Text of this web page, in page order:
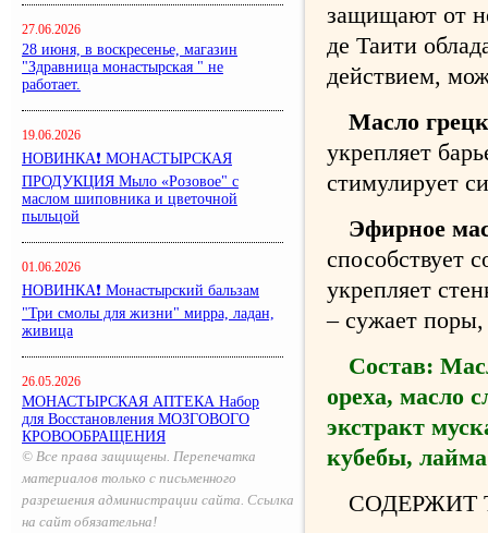
27.06.2026
28 июня, в воскресенье, магазин
"Здравница монастырская " не
работает.
19.06.2026
НОВИНКА❗ МОНАСТЫРСКАЯ
ПРОДУКЦИЯ Мыло «Розовое" с
маслом шиповника и цветочной
пыльцой
01.06.2026
НОВИНКА❗ Монастырский бальзам
"Три смолы для жизни" мирра, ладан,
живица
26.05.2026
МОНАСТЫРСКАЯ АПТЕКА Набор
для Восстановления МОЗГОВОГО
КРОВООБРАЩЕНИЯ
защищают от
де Таити
действием,
Масло
укрепляет
стимулирует
Эфирное
укрепляет
– сужает
Состав:
ореха, масло
экстракт
кубебы, лайма
СОДЕРЖИТ
© Все права защищены. Перепечатка
материалов только с письменного
разрешения администрации сайта. Ссылка
на сайт обязательна!